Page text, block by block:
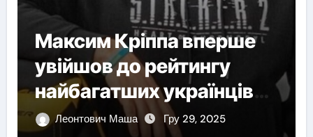
У Львові НАБУ проводить
обшуки у компанії-
імпортера дронів та її
власника
Леонтович Маша Сер 6, 2025